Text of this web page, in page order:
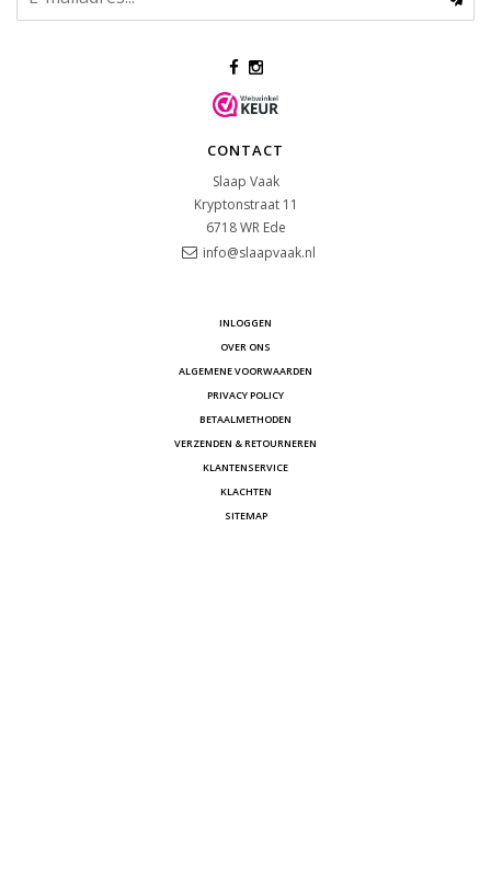
CONTACT
Slaap Vaak
Kryptonstraat 11
6718 WR Ede
info@slaapvaak.nl
INLOGGEN
OVER ONS
ALGEMENE VOORWAARDEN
PRIVACY POLICY
BETAALMETHODEN
VERZENDEN & RETOURNEREN
KLANTENSERVICE
KLACHTEN
SITEMAP